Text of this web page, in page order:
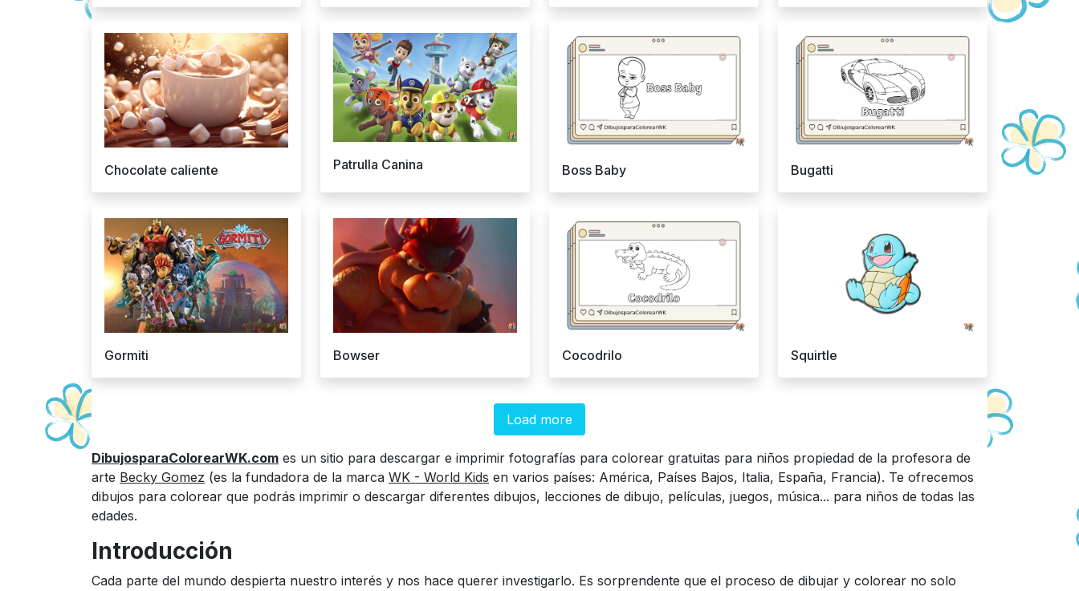
Chocolate caliente Patrulla Canina Boss Baby Bugatti
Gormiti Bowser Cocodrilo Squirtle
Load more
DibujosparaColorearWK.com es un sitio para descargar e imprimir fotografías para colorear gratuitas para niños propiedad de la profesora de
arte Becky Gomez (es la fundadora de la marca WK - World Kids en varios países: América, Países Bajos, Italia, España, Francia). Te ofrecemos
dibujos para colorear que podrás imprimir o descargar diferentes dibujos, lecciones de dibujo, películas, juegos, música... para niños de todas las
edades.
Introducción
Cada parte del mundo despierta nuestro interés y nos hace querer investigarlo. Es sorprendente que el proceso de dibujar y colorear no solo